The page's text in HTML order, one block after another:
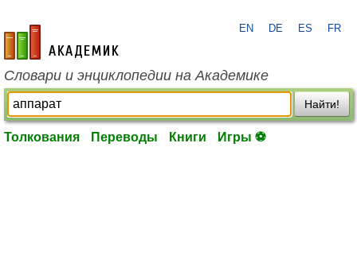
academic.ru
EN DE ES FR
Словари и энциклопедии на Академике
Найти!
Толкования Переводы Книги Игры ⚽